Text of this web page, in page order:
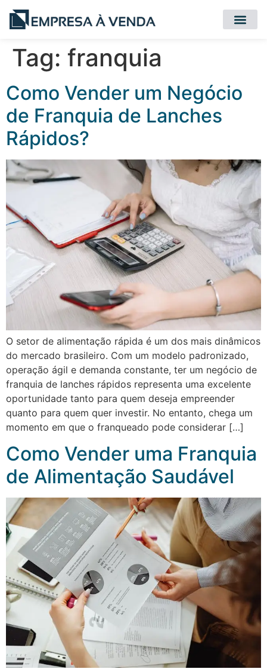
Tag: franquia
Como Vender um Negócio
de Franquia de Lanches
Rápidos?
O setor de alimentação rápida é um dos mais dinâmicos
do mercado brasileiro. Com um modelo padronizado,
operação ágil e demanda constante, ter um negócio de
franquia de lanches rápidos representa uma excelente
oportunidade tanto para quem deseja empreender
quanto para quem quer investir. No entanto, chega um
momento em que o franqueado pode considerar […]
Como Vender uma Franquia
de Alimentação Saudável